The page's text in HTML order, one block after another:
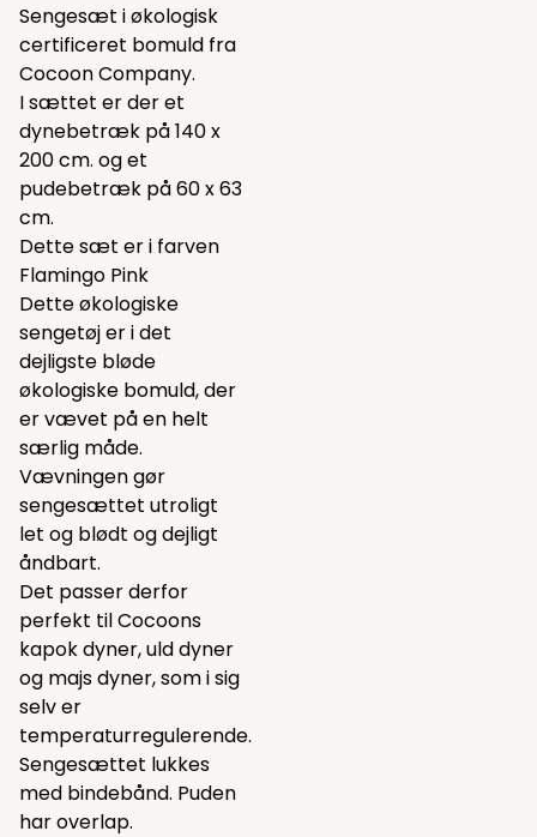
Sengesæt i økologisk
certificeret bomuld fra
Cocoon Company.
I sættet er der et
dynebetræk på 140 x
200 cm. og et
pudebetræk på 60 x 63
cm.
Dette sæt er i farven
Flamingo Pink
Dette økologiske
sengetøj er i det
dejligste bløde
økologiske bomuld, der
er vævet på en helt
særlig måde.
Vævningen gør
sengesættet utroligt
let og blødt og dejligt
åndbart.
Det passer derfor
perfekt til Cocoons
kapok dyner,uld dyner
og majs dyner, som i sig
selv er
temperaturregulerende.
Sengesættet lukkes
med bindebånd. Puden
har overlap.